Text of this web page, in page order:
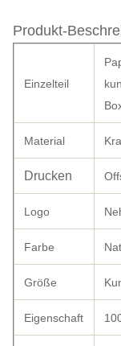
Produkt-
Einzelteil
Material
Drucken
Logo
Farbe
Größe
Eigenschaft